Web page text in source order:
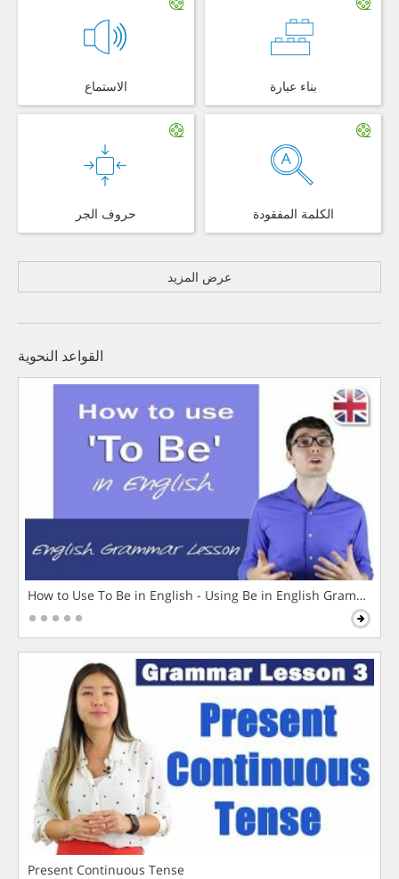
الاستماع بناء عبارة
حروف الجر الكلمة المفقودة
عرض المزيد
القواعد النحوية
How to Use To Be in English - Using Be in English Grammar
Present Continuous Tense